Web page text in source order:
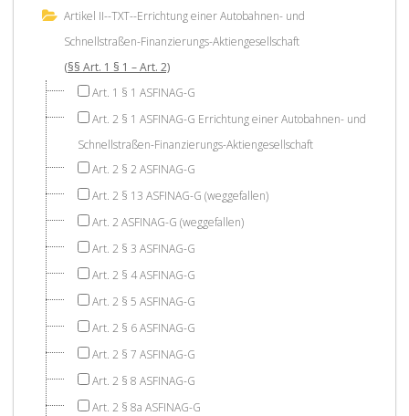
Artikel II--TXT--Errichtung einer Autobahnen- und
Schnellstraßen-Finanzierungs-Aktiengesellschaft
(§§ Art. 1 § 1 – Art. 2)
Art. 1 § 1 ASFINAG-G
Art. 2 § 1 ASFINAG-G Errichtung einer Autobahnen- und
Schnellstraßen-Finanzierungs-Aktiengesellschaft
Art. 2 § 2 ASFINAG-G
Art. 2 § 13 ASFINAG-G (weggefallen)
Art. 2 ASFINAG-G (weggefallen)
Art. 2 § 3 ASFINAG-G
Art. 2 § 4 ASFINAG-G
Art. 2 § 5 ASFINAG-G
Art. 2 § 6 ASFINAG-G
Art. 2 § 7 ASFINAG-G
Art. 2 § 8 ASFINAG-G
Art. 2 § 8a ASFINAG-G